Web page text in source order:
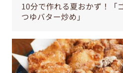
10分で作れる夏おかず！「
つゆバター炒め」